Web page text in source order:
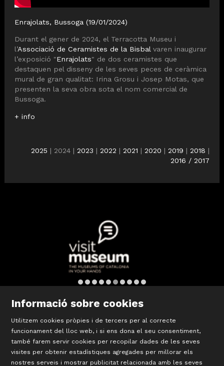
Enrajolats, Bussoga (19/01/2024)
Durant el gener de 2024, el Terracotta Museu i
l’Associació de Ceramistes de la Bisbalvaren inaugurar
l’exposició "Enrajolats" de dos ceramistes que
destaquen pel disseny de les seves peces de ceràmica
mural de gran qualitat: Irina Grosu i Josep Motas, que
presenten la seva obra sota el nom comercial de
Bussoga.
+ info
2025 | 2024 | 2023 | 2022 | 2021 | 2020 | 2019 | 2018 |
2016 / 2017
©Terracotta Museu
Sis d’octubre, 99 | La Bisbal d’Empordà
T 972 642 067
#TerracottaMuseu
Informació sobre cookies
Utilitzem cookies pròpies i de tercers per al correcte
funcionament del lloc web, i si ens dona el seu consentiment,
també farem servir cookies per recopilar dades de les seves
visites per obtenir estadístiques agregades per millorar els
nostres serveis i mostrar publicitat relacionada amb les seves